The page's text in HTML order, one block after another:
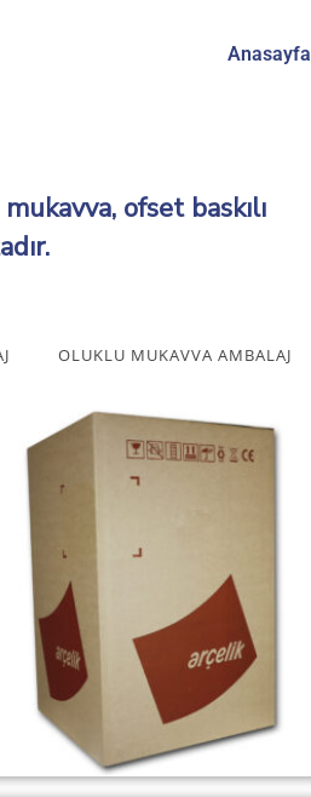
Anasayfa
ofset baskılı
OLUKLU MUKAVVA AMBALAJ